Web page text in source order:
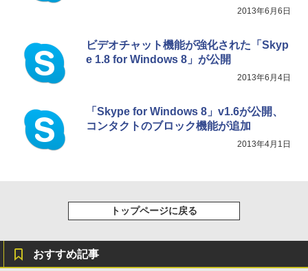
2013年6月6日
ビデオチャット機能が強化された「Skyp
e 1.8 for Windows 8」が公開
2013年6月4日
「Skype for Windows 8」v1.6が公開、
コンタクトのブロック機能が追加
2013年4月1日
トップページに戻る
おすすめ記事